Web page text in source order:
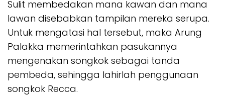
Sulit membedakan mana kawan dan mana
lawan disebabkan tampilan mereka serupa.
Untuk mengatasi hal tersebut, maka Arung
Palakka memerintahkan pasukannya
mengenakan songkok sebagai tanda
pembeda, sehingga lahirlah penggunaan
songkok Recca.